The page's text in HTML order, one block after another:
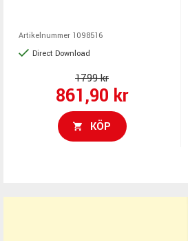
Artikelnummer 1098516
Direct Download
1799 kr
861,90 kr
KÖP